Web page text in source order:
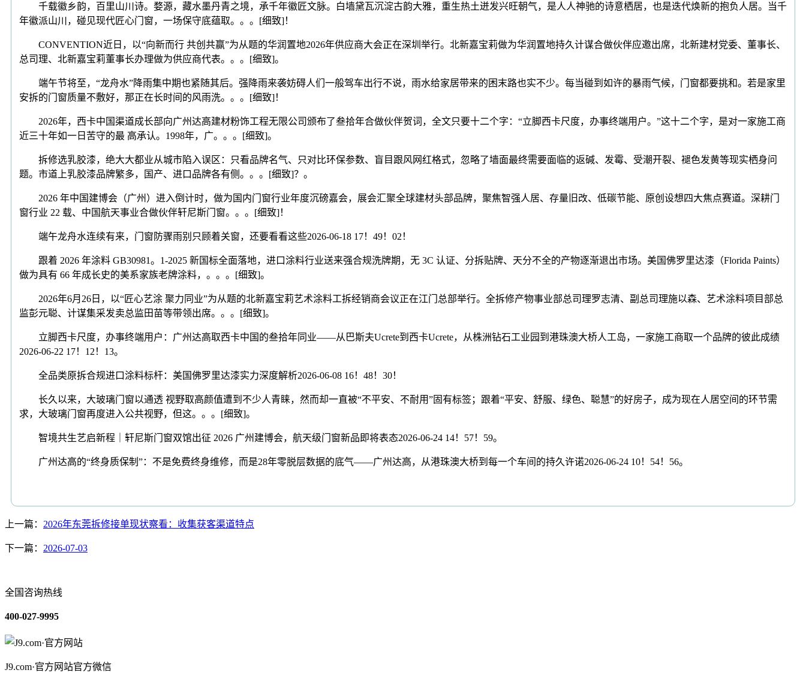
千载徽乡韵，百里山川诗。婺源，藏水墨丹青之境，承千年徽匠文脉。白墙黛瓦沉淀古韵大雅，重生热土迸发兴旺朝气，是人人神驰的诗意栖居，也是迭代焕新的抱负人居。当千
年徽派山川，碰见现代匠心门窗，一场保守底蕴取。。。[细致]！
CONVENTION近日，以“向新而行 共创共赢”为从题的华润置地2026年供应商大会正在深圳举行。北新嘉宝莉做为华润置地持久计谋合做伙伴应邀出席，北新建材党委、董事长、
总司理、北新嘉宝莉董事长办理做为供应商代表。。。[细致]。
端午节将至，“龙舟水”降雨集中期也紧随其后。强降雨来袭妨碍人们一般驾车出行不说，雨水给家居带来的困末路也实不少。每当碰到如许的暴雨气候，门窗都要挑和。若是家里
安拆的门窗质量不敷好，那正在长时间的风雨洗。。。[细致]！
2026年，西卡中国渠道成长部向广州达高建材粉饰工程无限公司颁布了叁拾年合做伙伴贺词，全文只要十二个字：“立脚西卡尺度，办事终端用户。”这十二个字，是对一家施工商
近三十年如一日苦守的最 高承认。1998年，广。。。[细致]。
拆修选乳胶漆，绝大大都业从城市陷入误区：只看品牌名气、只对比环保参数、盲目跟风网红格式，忽略了墙面最终需要面临的返碱、发霉、受潮开裂、褪色发黄等现实栖身问
题。市道上乳胶漆品牌繁多，国产、进口品牌各有侧。。。[细致]？。
2026 年中国建博会（广州）进入倒计时，做为国内门窗行业年度沉磅嘉会，展会汇聚全球建材头部品牌，聚焦智强人居、存量旧改、低碳节能、原创设想四大焦点赛道。深耕门
窗行业 22 载、中国航天事业合做伙伴轩尼斯门窗。。。[细致]！
端午龙舟水连续有来，门窗防骤雨别只顾着关窗，还要看看这些2026-06-18 17！49！02！
跟着 2026 年涂料 GB30981。1-2025 新国标全面落地，进口涂料行业送来强合规洗牌期，无 3C 认证、分拆贴牌、天分不全的产物逐渐退出市场。美国佛罗里达漆（Florida Paints）
做为具有 66 年成长史的美系家族老牌涂料，。。。[细致]。
2026年6月26日，以“匠心艺涂 聚力同业”为从题的北新嘉宝莉艺术涂料工拆经销商会议正在江门总部举行。全拆修产物事业部总司理罗志清、副总司理施以森、艺术涂料项目部总
监彭元聪、计谋集采发卖总监田苗等带领出席。。。[细致]。
立脚西卡尺度，办事终端用户：广州达高取西卡中国的叁拾年同业——从巴斯夫Ucrete到西卡Ucrete，从株洲钻石工业园到港珠澳大桥人工岛，一家施工商取一个品牌的彼此成绩
2026-06-22 17！12！13。
全品类原拆合规进口涂料标杆：美国佛罗里达漆实力深度解析2026-06-08 16！48！30！
长久以来，大玻璃门窗以通透 视野取高颜值遭到不少人青睐，然而却一直被“不平安、不耐用”固有标签；跟着“平安、舒服、绿色、聪慧”的好房子，成为现在人居空间的环节需
求，大玻璃门窗再度进入公共视野，但这。。。[细致]。
智境共生艺启新程｜轩尼斯门窗双馆出征 2026 广州建博会，航天级门窗新品即将表态2026-06-24 14！57！59。
广州达高的“终身质保制”：不是免费终身维修，而是28年零脱层数据的底气——广州达高，从港珠澳大桥到每一个车间的持久许诺2026-06-24 10！54！56。
上一篇： 2026年东莞拆修接单现状察看：收集获客渠道特点
下一篇： 2026-07-03
全国咨询热线
400-027-9995
J9.com·官方网站官方微信